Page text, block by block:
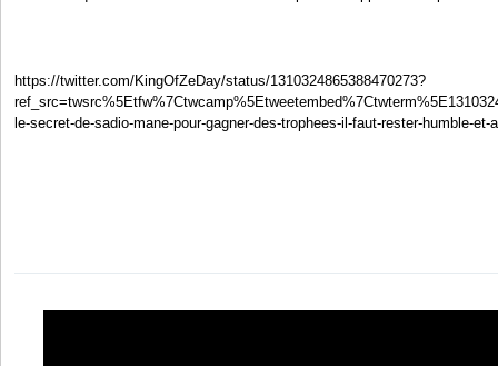
https://twitter.com/KingOfZeDay/status/1310324865388470273?
le-secret-de-sadio-mane-pour-gagner-des-trophees-il-faut-rester-humble-